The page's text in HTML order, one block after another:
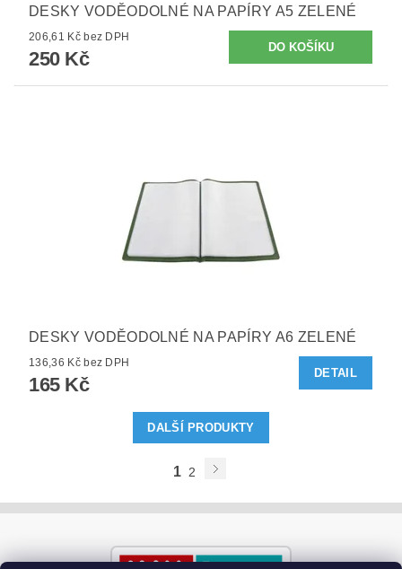
DESKY VODĚODOLNÉ NA PAPÍRY A5 ZELENÉ
206,61 Kč bez DPH
250 Kč
DESKY VODĚODOLNÉ NA PAPÍRY A6 ZELENÉ
136,36 Kč bez DPH
165 Kč
DETAIL
DALŠÍ PRODUKTY
1 2